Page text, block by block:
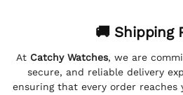
🚚 Shipping
At Catchy Watches, we are
secure, and reliable delivery
ensuring that every order